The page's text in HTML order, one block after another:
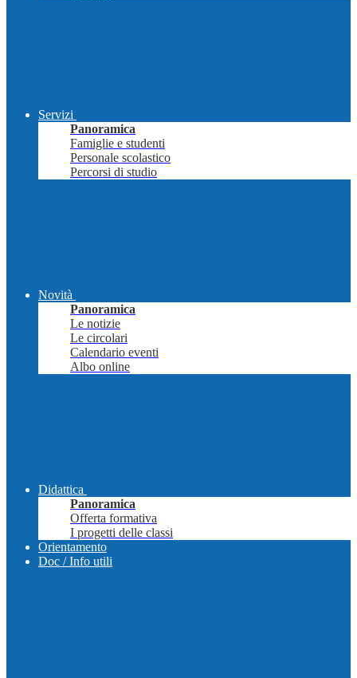
Servizi
Panoramica
Famiglie e studenti
Personale scolastico
Percorsi di studio
Novità
Panoramica
Le notizie
Le circolari
Calendario eventi
Albo online
Didattica
Panoramica
Offerta formativa
I progetti delle classi
Orientamento
Doc / Info utili